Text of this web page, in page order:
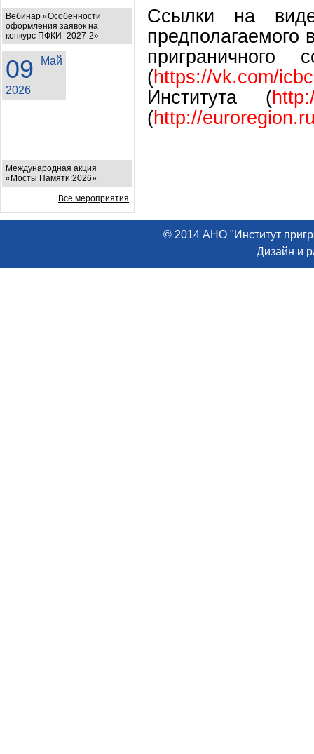
Вебинар «Особенности
оформления заявок на
конкурс ПФКИ- 2027-2»
09 Май
2026
Международная акция
«Мосты Памяти:2026»
Все мероприятия
Ссылки на
предполагаемого
приграничного
(https://vk.com/
Института (
(http://
© 2014 АНО "Институт
Дизайн и